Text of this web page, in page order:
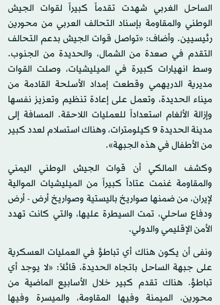
الساحل الغربي شهدت تقدماً كبيراً لقوات الجيش
الوطني والمقاومة بإسناد التحالف العربي من محورين
رئيسيين. وأضاف: «تواصل قوات الجيش بدعم التحالف
التقدم في صعدة من الشمال، والحديدة من الجنوب.
وسط انهيارات كبيرة في الميليشيات، وصلت القوات
مديرية الدريهمي وقطعت إمداد الأسلحة القادمة من
ميناء الحديدة، وتعمل على إعادة تنظيم وتعزيز نفسها
وإزالة الألغام استعداداً للعمليات اللاحقة. المسافة إلى
مدينة الحديدة 9 كيلومترات، وهناك استسلام لعدد كبير
من الأطفال في هذه الجبهة».
وكشف المالكي أن قوات الجيش الوطني اليمني
والمقاومة غنمت عتاداً كبيراً من الميليشيات الموالية
لإيران، من ضمنها صواريخ باليستية وصواريخ أرض - أرض
ودفاع ساحلي، تمت السيطرة عليها، والتي كانت تهدد
الأمن الإقليمي والدولي.
ونفى أن يكون هناك أي تباطؤ في العمليات العسكرية
على جبهة الساحل باتجاه الحديدة، قائلاً: «لا يوجد أي
تباطؤ. هناك تقدم كبير خلال الأسابيع الماضية من
محورين، الميمنة وفيها المقاومة، والميسرة وفيها